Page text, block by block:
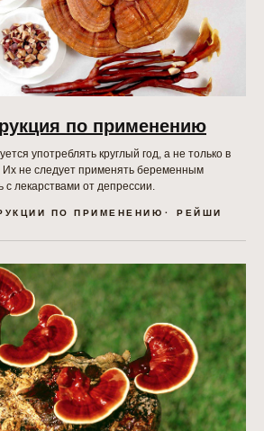
по применению
употреблять круглый год, а не только в
не следует применять беременным
лекарствами от депрессии.
ПО ПРИМЕНЕНИЮ РЕЙШИ